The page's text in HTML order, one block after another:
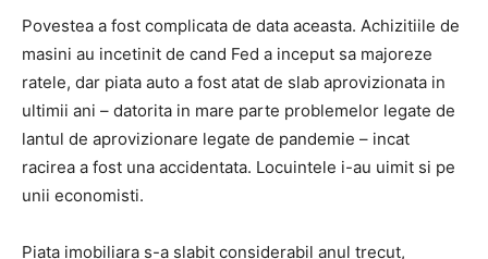
Povestea a fost complicata de data aceasta. Achizitiile de
masini au incetinit de cand Fed a inceput sa majoreze
ratele, dar piata auto a fost atat de slab aprovizionata in
ultimii ani – datorita in mare parte problemelor legate de
lantul de aprovizionare legate de pandemie – incat
racirea a fost una accidentata. Locuintele i-au uimit si pe
unii economisti.
Piata imobiliara s-a slabit considerabil anul trecut,